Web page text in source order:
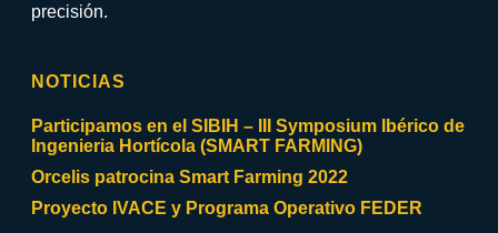
precisión.
NOTICIAS
Participamos en el SIBIH – III Symposium Ibérico de
Ingenieria Hortícola (SMART FARMING)
Orcelis patrocina Smart Farming 2022
Proyecto IVACE y Programa Operativo FEDER